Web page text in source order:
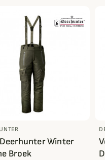
Winter
Broek